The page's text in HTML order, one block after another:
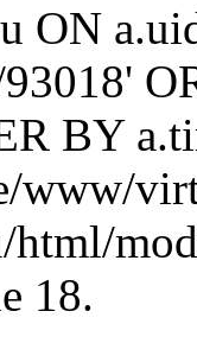
ON
BY
www/
html/
18.